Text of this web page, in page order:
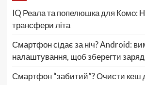
IQ Реала та попелюшка для Комо:
трансфери літа
Смартфон сідає за ніч? Android:
налаштування, щоб зберегти
Смартфон “забитий”? Очисти кеш